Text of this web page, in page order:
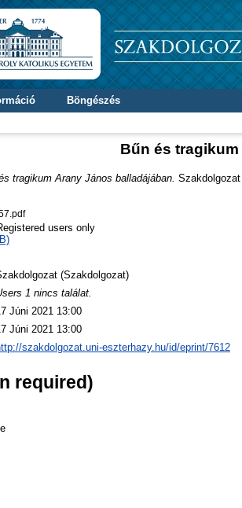
Böngészés
Bűn és
tragikum Arany János balladájában.
users only
(Szakdolgozat)
1 nincs találat.
Júni 2021 13:00
Júni 2021 13:00
szakdolgozat.uni-eszterhazy.hu/id/eprint/7612
required)